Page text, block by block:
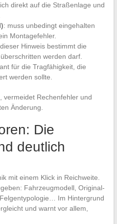
direkt auf die Straßenlage und
: muss unbedingt eingehalten
Montagefehler.
Hinweis bestimmt die
werden darf.
für die Tragfähigkeit, die
werden sollte.
vermeidet Rechenfehler und
Änderung.
Die
deutlich
mit einem Klick in Reichweite.
Fahrzeugmodell, Original-
Im Hintergrund
und warnt vor allem,